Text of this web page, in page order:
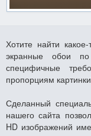
Хотите найти
экранные обои
специфичные
пропорциям
Сделанный
нашего сайта
HD изображений